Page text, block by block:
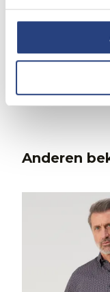
Campbell Ranger
Anderen